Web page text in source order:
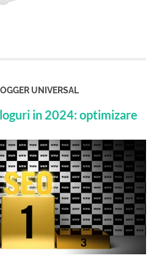
UNIVERSAL
in 2024: optimizare